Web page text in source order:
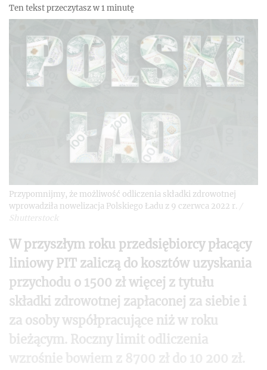
Ten tekst przeczytasz w 1 minutę
Przypomnijmy, że możliwość odliczenia składki zdrowotnej
wprowadziła nowelizacja Polskiego Ładu z 9 czerwca 2022 r. /
Shutterstock
W przyszłym roku przedsiębiorcy płacący
liniowy PIT zaliczą do kosztów uzyskania
przychodu o 1500 zł więcej z tytułu
składki zdrowotnej zapłaconej za siebie i
za osoby współpracujące niż w roku
bieżącym. Roczny limit odliczenia